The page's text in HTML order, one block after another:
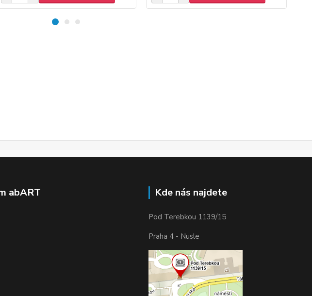
abART Kde nás najdete
Pod Terebkou 1139/15
Praha 4 - Nusle